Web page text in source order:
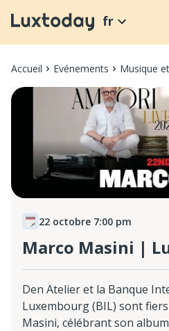
fr
Accueil Evénements Musique
22 octobre 7:00 pm
Marco Masini |
Den Atelier et la Banque
Luxembourg (BIL) sont
Masini, célébrant son